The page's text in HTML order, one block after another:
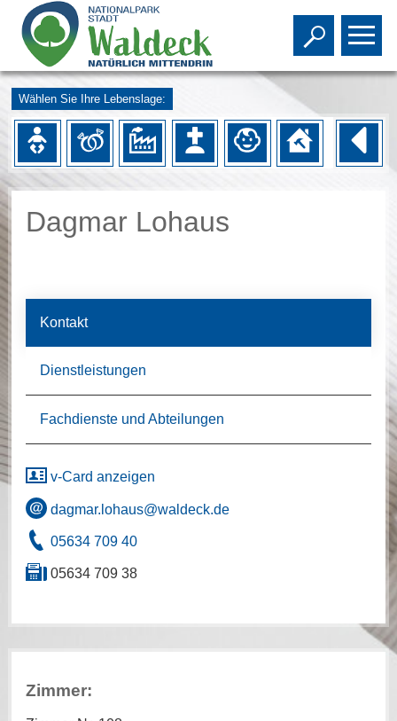
Toggle
Wählen Sie Ihre Lebenslage:
Dagmar Lohaus
Kontakt
Dienstleistungen
Fachdienste und Abteilungen
v-Card anzeigen
dagmar.lohaus@waldeck.de
05634 709 40
05634 709 38
Zimmer: